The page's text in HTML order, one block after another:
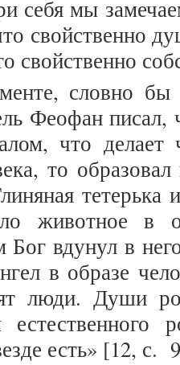
себя мы
свойственно
свойственно
словно бы
Феофан писал,
что делает
то
животное в
вдунул в
в образе
люди. Души
есть» [12, с.